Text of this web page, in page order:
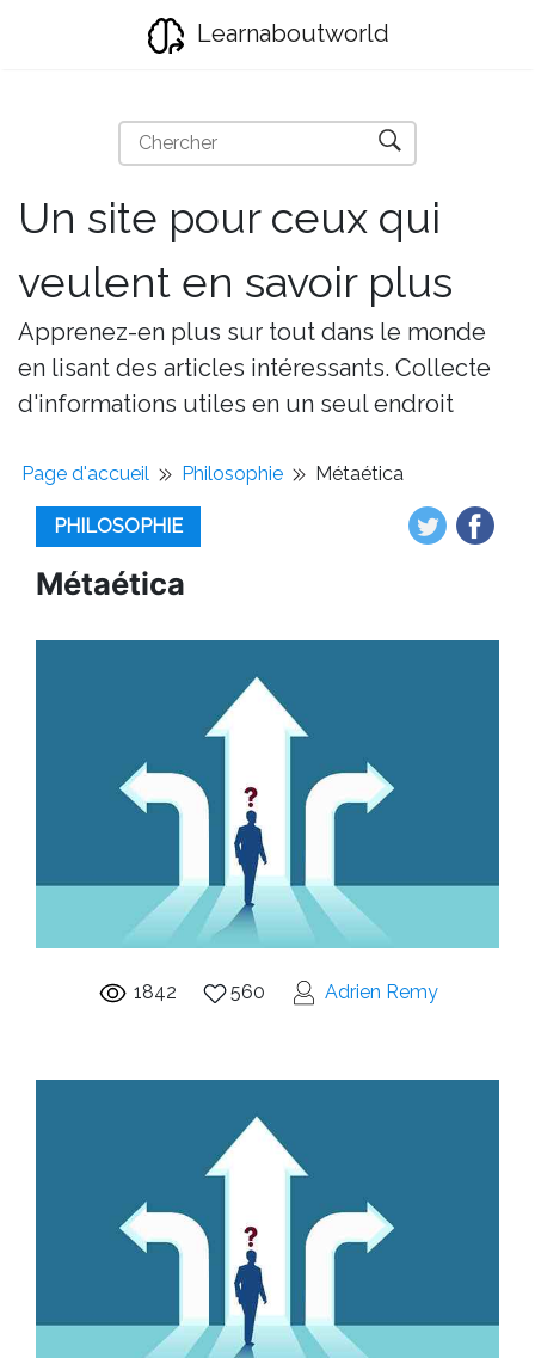
Learnaboutworld
Un site pour ceux qui
veulent en savoir plus
Apprenez-en plus sur tout dans le monde
en lisant des articles intéressants. Collecte
d'informations utiles en un seul endroit
Page d'accueil Philosophie Métaética
PHILOSOPHIE
Métaética
1842 560 Adrien Remy